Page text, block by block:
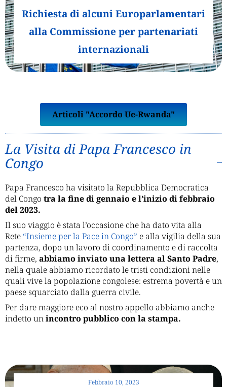
Richiesta di alcuni Europarlamentari
alla Commissione per partenariati
internazionali
Articoli "Accordo Ue-Rwanda"
La Visita di Papa Francesco in
Congo
Papa Francesco ha visitato la Repubblica Democratica
del Congo tra la fine di gennaio e l’inizio di febbraio
del 2023.
Il suo viaggio è stata l’occasione che ha dato vita alla
Rete “Insieme per la Pace in Congo” e alla vigilia della sua
partenza, dopo un lavoro di coordinamento e di raccolta
di firme, abbiamo inviato una lettera al Santo Padre,
nella quale abbiamo ricordato le tristi condizioni nelle
quali vive la popolazione congolese: estrema povertà e un
paese squarciato dalla guerra civile.
Per dare maggiore eco al nostro appello abbiamo anche
indetto unincontro pubblico con la stampa.
Febbraio 10, 2023